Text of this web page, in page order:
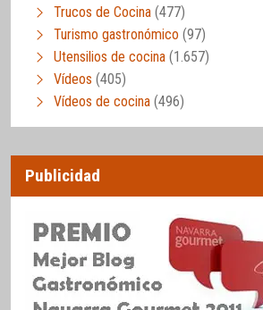
Trucos de Cocina (477)
Turismo gastronómico (97)
Utensilios de cocina (1.657)
Vídeos (405)
Vídeos de cocina (496)
Publicidad